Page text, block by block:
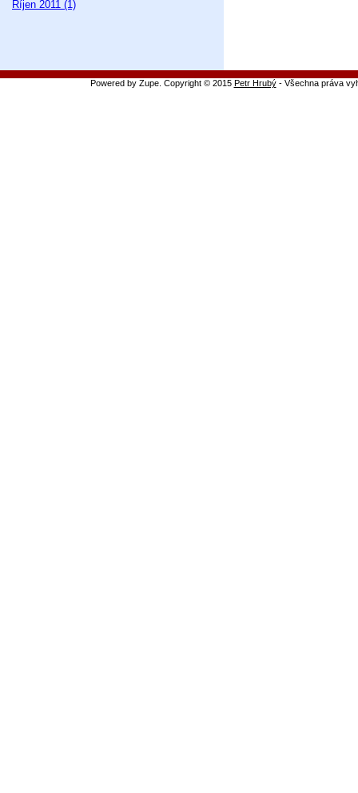
Říjen 2011 (1)
Powered by Zupe. Copyright © 2015 Petr Hrubý- Všechna práva